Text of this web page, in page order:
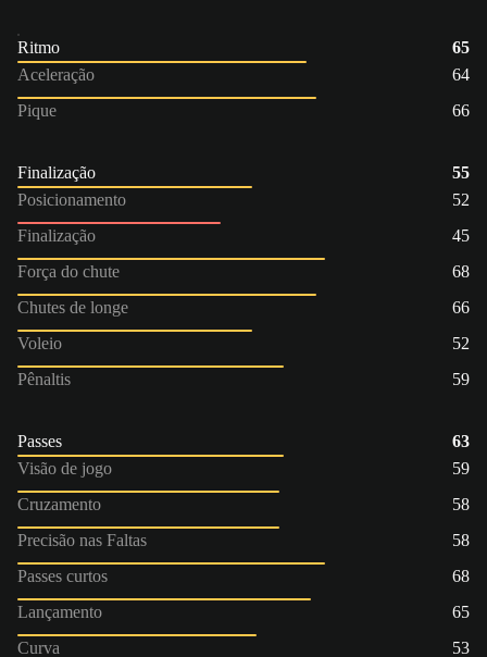
Ritmo
65
Aceleração
64
Pique
66
Finalização
55
Posicionamento
52
Finalização
45
Força do chute
68
Chutes de longe
66
Voleio
52
Pênaltis
59
Passes
63
Visão de jogo
59
Cruzamento
58
Precisão nas Faltas
58
Passes curtos
68
Lançamento
65
Curva
53